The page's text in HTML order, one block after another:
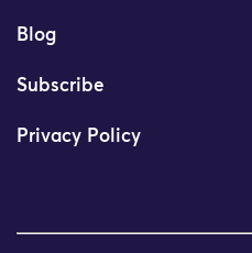
Blog
Subscribe
Privacy Policy